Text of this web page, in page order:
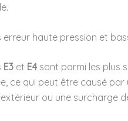
erreur haute pression et
E3 et E4 sont parmi les plus
ce qui peut être causé
ou une surcharge